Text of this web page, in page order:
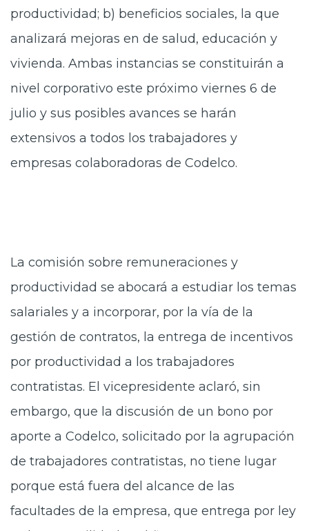
productividad; b) beneficios sociales, la que
analizará mejoras en de salud, educación y
vivienda. Ambas instancias se constituirán a
nivel corporativo este próximo viernes 6 de
julio y sus posibles avances se harán
extensivos a todos los trabajadores y
empresas colaboradoras de Codelco.
La comisión sobre remuneraciones y
productividad se abocará a estudiar los temas
salariales y a incorporar, por la vía de la
gestión de contratos, la entrega de incentivos
por productividad a los trabajadores
contratistas. El vicepresidente aclaró, sin
embargo, que la discusión de un bono por
aporte a Codelco, solicitado por la agrupación
de trabajadores contratistas, no tiene lugar
porque está fuera del alcance de las
facultades de la empresa, que entrega por ley